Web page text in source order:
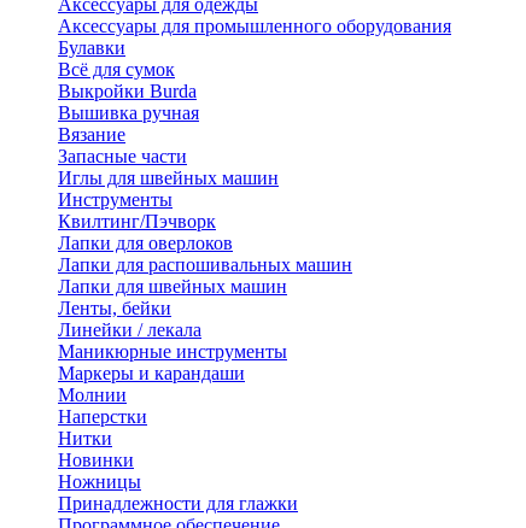
Аксессуары для одежды
Аксессуары для промышленного оборудования
Булавки
Всё для сумок
Выкройки Burda
Вышивка ручная
Вязание
Запасные части
Иглы для швейных машин
Инструменты
Квилтинг/Пэчворк
Лапки для оверлоков
Лапки для распошивальных машин
Лапки для швейных машин
Ленты, бейки
Линейки / лекала
Маникюрные инструменты
Маркеры и карандаши
Молнии
Наперстки
Нитки
Новинки
Ножницы
Принадлежности для глажки